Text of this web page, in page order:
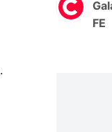
.
FE